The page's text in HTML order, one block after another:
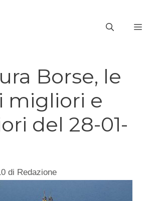
Borse, le
migliori e
del 28-01-
di Redazione